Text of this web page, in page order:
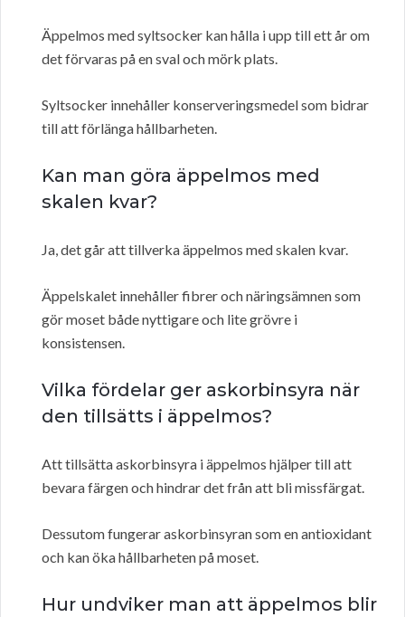
Äppelmos med syltsocker kan hålla i upp till ett år om
det förvaras på en sval och mörk plats.
Syltsocker innehåller konserveringsmedel som bidrar
till att förlänga hållbarheten.
Kan man göra äppelmos med
skalen kvar?
Ja, det går att tillverka äppelmos med skalen kvar.
Äppelskalet innehåller fibrer och näringsämnen som
gör moset både nyttigare och lite grövre i
konsistensen.
Vilka fördelar ger askorbinsyra när
den tillsätts i äppelmos?
Att tillsätta askorbinsyra i äppelmos hjälper till att
bevara färgen och hindrar det från att bli missfärgat.
Dessutom fungerar askorbinsyran som en antioxidant
och kan öka hållbarheten på moset.
Hur undviker man att äppelmos blir